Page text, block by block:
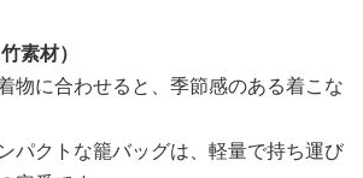
素材）
物に合わせると、季節感のある着こな
パクトな籠バッグは、軽量で持ち運び